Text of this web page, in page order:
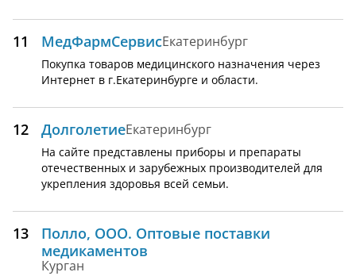
11 МедФармСервисЕкатеринбург
Покупка товаров медицинского назначения через
Интернет в г.Екатеринбурге и области.
12 ДолголетиеЕкатеринбург
На сайте представлены приборы и препараты
отечественных и зарубежных производителей для
укрепления здоровья всей семьи.
13
Полло, ООО. Оптовые поставки
медикаментов
Курган